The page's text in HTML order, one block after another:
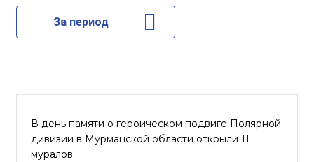
За период
В день памяти о героическом подвиге Полярной
дивизии в Мурманской области открыли 11
муралов